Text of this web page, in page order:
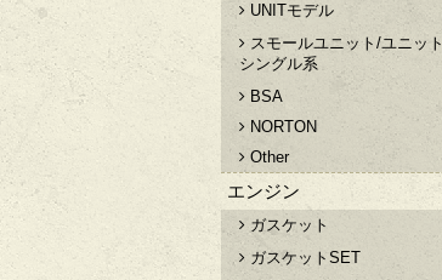
UNITモデル
スモールユニット/ユニット
シングル系
BSA
NORTON
Other
エンジン
ガスケット
ガスケットSET